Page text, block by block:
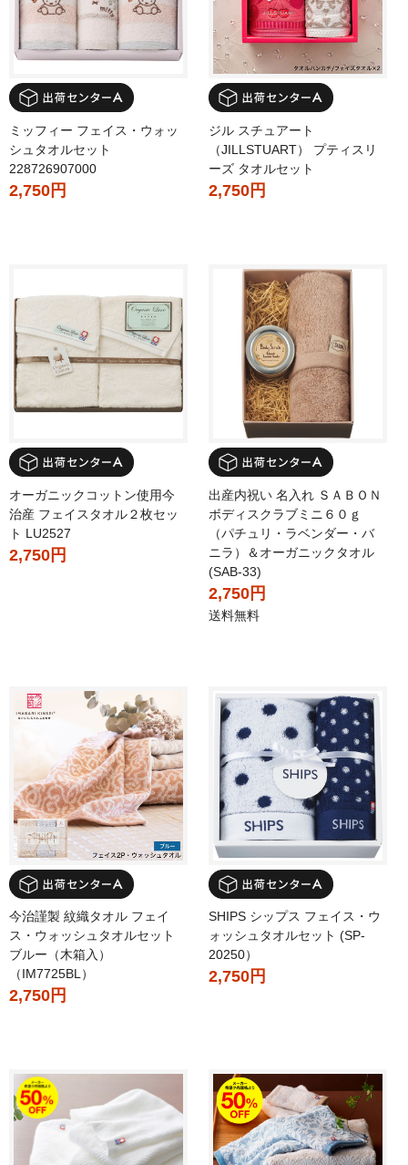
ミッフィー フェイス・ウォッ
シュタオルセット
228726907000
2,750円
ジル スチュアート
（JILLSTUART） プティスリ
ーズ タオルセット
2,750円
オーガニックコットン使用今
治産 フェイスタオル２枚セッ
ト LU2527
2,750円
出産内祝い 名入れ ＳＡＢＯＮ
ボディスクラブミニ６０ｇ
（パチュリ・ラベンダー・バ
ニラ）＆オーガニックタオル
(SAB-33)
2,750円
送料無料
今治謹製 紋織タオル フェイ
ス・ウォッシュタオルセット
ブルー（木箱入）
（IM7725BL）
2,750円
SHIPS シップス フェイス・ウ
ォッシュタオルセット (SP-
20250）
2,750円